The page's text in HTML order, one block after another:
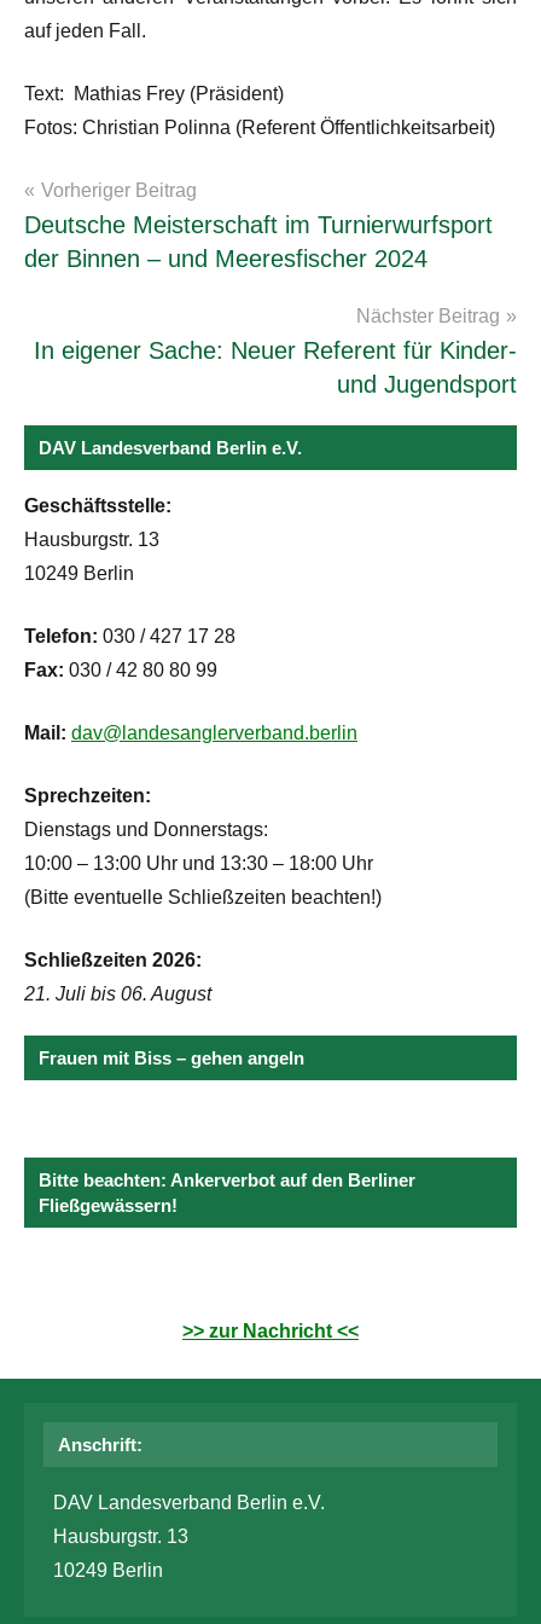
auf jeden Fall.
Text: Mathias Frey (Präsident)
Fotos: Christian Polinna (Referent Öffentlichkeitsarbeit)
Archiv2024
Beitragsnavigation
Vorheriger Beitrag
Deutsche Meisterschaft im Turnierwurfsport
der Binnen – und Meeresfischer 2024
Nächster Beitrag
In eigener Sache: Neuer Referent für Kinder-
und Jugendsport
DAV Landesverband Berlin e.V.
Geschäftsstelle:
Hausburgstr. 13
10249 Berlin
Telefon: 030 / 427 17 28
Fax: 030 / 42 80 80 99
Mail: dav@landesanglerverband.berlin
Sprechzeiten:
Dienstags und Donnerstags:
10:00 – 13:00 Uhr und 13:30 – 18:00 Uhr
(Bitte eventuelle Schließzeiten beachten!)
Schließzeiten 2026:
21. Juli bis 06. August
Frauen mit Biss – gehen angeln
Bitte beachten: Ankerverbot auf den Berliner
Fließgewässern!
>> zur Nachricht <<
Anschrift:
DAV Landesverband Berlin e.V.
Hausburgstr. 13
10249 Berlin